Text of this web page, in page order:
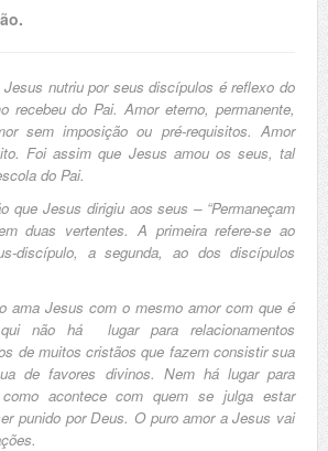
nutriu por seus discípulos é reflexo do
recebeu do Pai. Amor eterno, permanente,
sem imposição ou pré-requisitos. Amor
Foi assim que Jesus amou os seus, tal
do Pai.
dirigiu aos seus – “Permaneçam
duas vertentes. A primeira refere-se ao
discípulo, a segunda, ao dos discípulos
Jesus com o mesmo amor com que é
não há lugar para relacionamentos
de muitos cristãos que fazem consistir sua
de favores divinos. Nem há lugar para
acontece com quem se julga estar
punido por Deus. O puro amor a Jesus vai